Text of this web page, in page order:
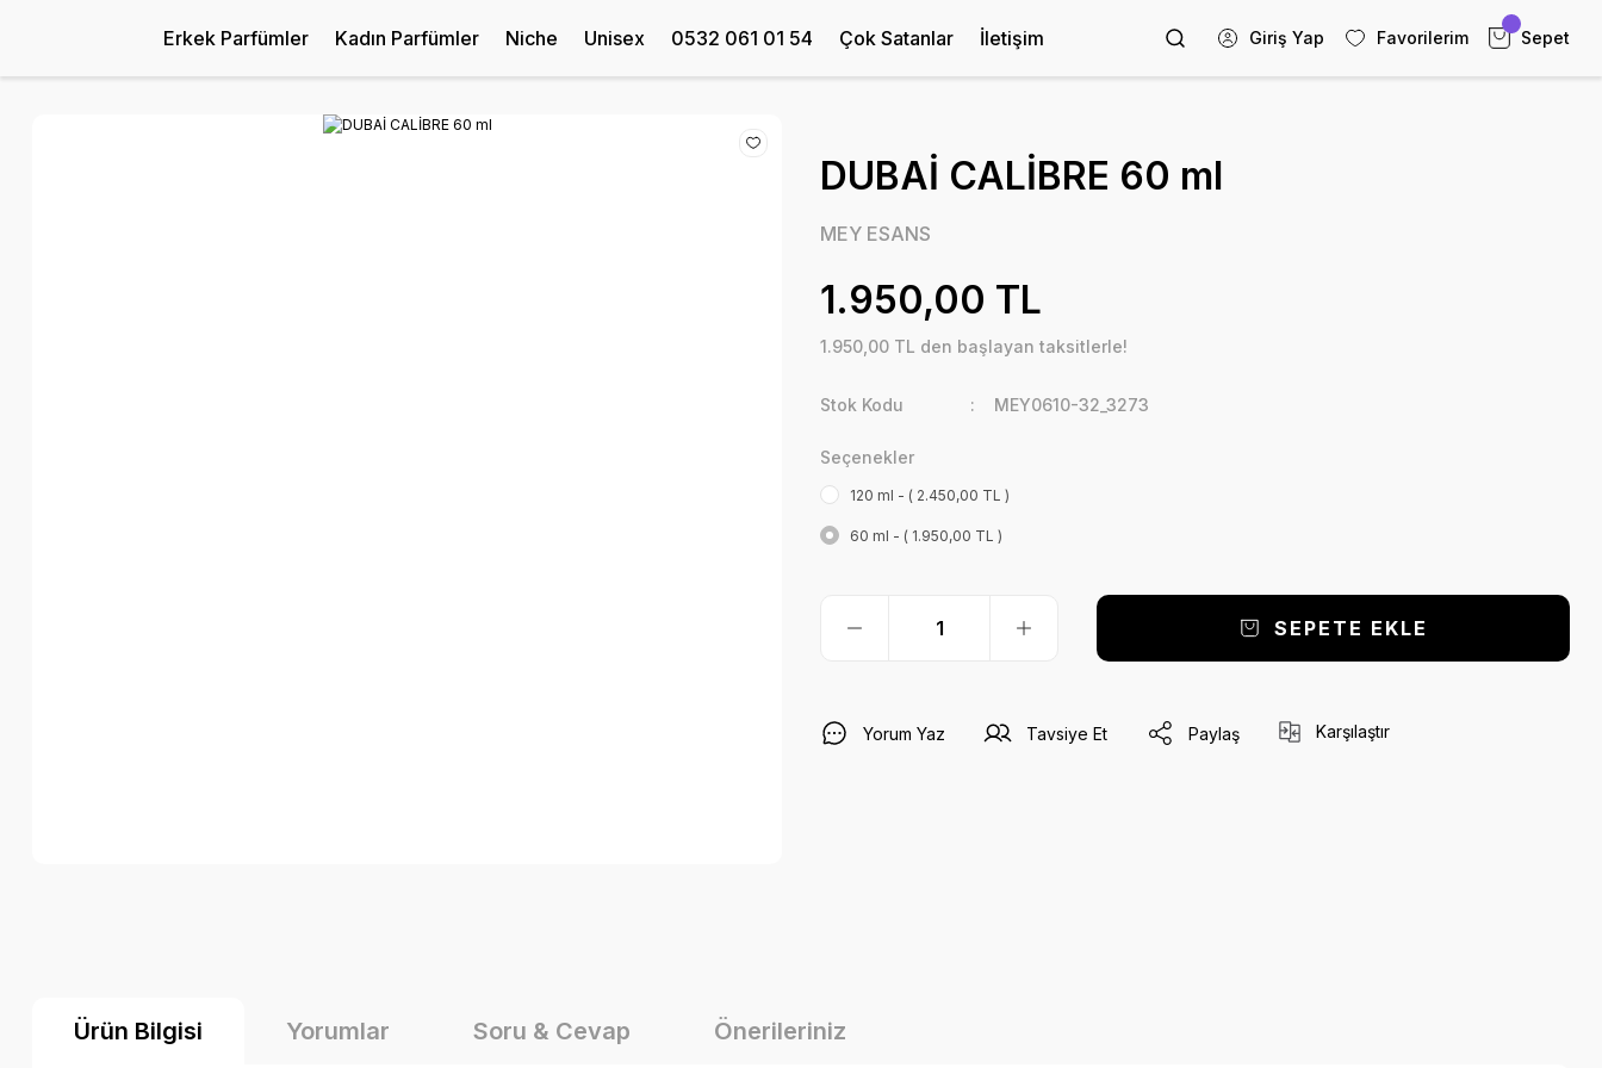
Erkek Parfümler Kadın Parfümler Niche Unisex 0532 061 01 54 Çok Satanlar İletişim Giriş Yap Favorilerim Sepet
DUBAİ CALİBRE 60 ml
MEY ESANS
1.950,00 TL
1.950,00 TL den başlayan taksitlerle!
Stok Kodu MEY0610-32_3273
Seçenekler
120 ml - ( 2.450,00 TL )
60 ml - ( 1.950,00 TL )
SEPETE EKLE
Yorum Yaz Tavsiye Et Paylaş Karşılaştır
Ürün Bilgisi Yorumlar Soru & Cevap Önerileriniz